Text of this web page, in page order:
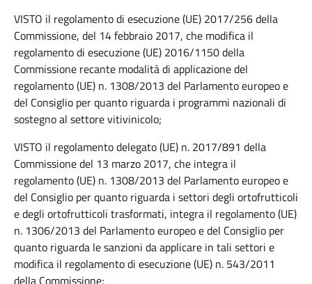
VISTO il regolamento di esecuzione (UE) 2017/256 della
Commissione, del 14 febbraio 2017, che modifica il
regolamento di esecuzione (UE) 2016/1150 della
Commissione recante modalità di applicazione del
regolamento (UE) n. 1308/2013 del Parlamento europeo e
del Consiglio per quanto riguarda i programmi nazionali di
sostegno al settore vitivinicolo;
VISTO il regolamento delegato (UE) n. 2017/891 della
Commissione del 13 marzo 2017, che integra il
regolamento (UE) n. 1308/2013 del Parlamento europeo e
del Consiglio per quanto riguarda i settori degli ortofrutticoli
e degli ortofrutticoli trasformati, integra il regolamento (UE)
n. 1306/2013 del Parlamento europeo e del Consiglio per
quanto riguarda le sanzioni da applicare in tali settori e
modifica il regolamento di esecuzione (UE) n. 543/2011
della Commissione;